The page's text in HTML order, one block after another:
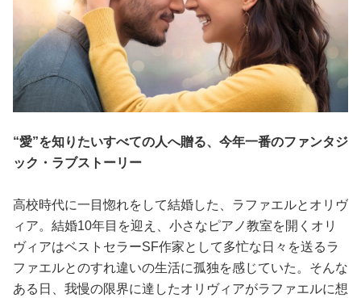
“愛”を知りたいすべての人へ贈る、今年一番のファンタジ
ック・ラブストーリー
高校時代に一目惚れをして結婚した、ラファエルとオリヴ
ィア。結婚10年目を迎え、小さなピアノ教室を開くオリ
ヴィアはベストセラーSF作家として多忙な日々を送るラ
ファエルとのすれ違いの生活に孤独を感じていた。そんな
ある日、我慢の限界に達したオリヴィアがラファエルに想